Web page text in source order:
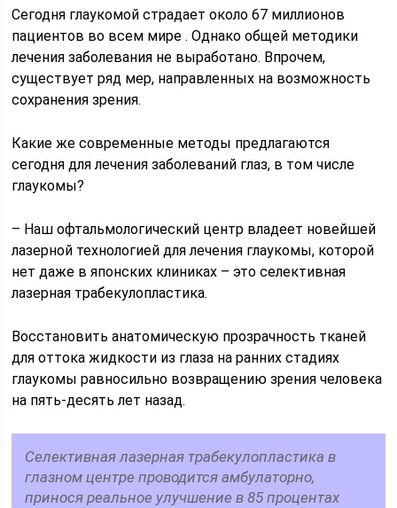
Сегодня глаукомой страдает около 67 миллионов
пациентов во всем мире . Однако общей методики
лечения заболевания не выработано. Впрочем,
существует ряд мер, направленных на возможность
сохранения зрения.
Какие же современные методы предлагаются
сегодня для лечения заболеваний глаз, в том числе
глаукомы?
– Наш офтальмологический центр владеет новейшей
лазерной технологией для лечения глаукомы, которой
нет даже в японских клиниках – это селективная
лазерная трабекулопластика.
Восстановить анатомическую прозрачность тканей
для оттока жидкости из глаза на ранних стадиях
глаукомы равносильно возвращению зрения человека
на пять-десять лет назад.
Селективная лазерная трабекулопластика в
глазном центре проводится амбулаторно,
принося реальное улучшение в 85 процентах